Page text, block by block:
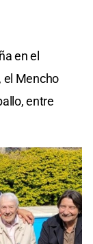
en el
el Mencho
entre